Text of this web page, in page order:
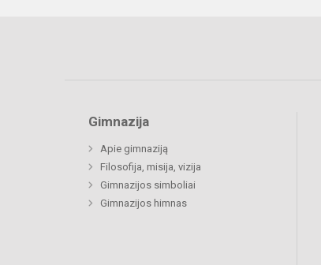
Gimnazija
Apie gimnaziją
Filosofija, misija, vizija
Gimnazijos simboliai
Gimnazijos himnas